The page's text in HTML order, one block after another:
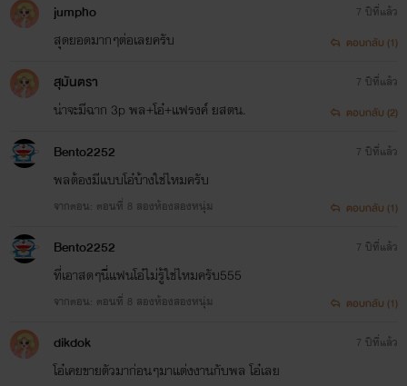
jumpho
สุดยอดมากๆต่อเลยครับ
7 ปีที่แล้ว
ตอบกลับ (1)
สุมันตรา
น่าจะมีฉาก 3p พล+โอ๋+แฟรงค์ ยสตน.
7 ปีที่แล้ว
ตอบกลับ (2)
Bento2252
พลต้องมีแบบโอ๋บ้างใช่ไหมครับ
จากตอน: ตอนที่ 8 สองห้องสองหนุ่ม
7 ปีที่แล้ว
ตอบกลับ (1)
Bento2252
ที่เอาสดๆนี่แฟนโอ๋ไม่รู้ใช่ไหมครับ555
จากตอน: ตอนที่ 8 สองห้องสองหนุ่ม
7 ปีที่แล้ว
ตอบกลับ (1)
dikdok
โอ๋เคยขายตัวมาก่อนๆมาแต่งงานกับพล โอ๋เลย
7 ปีที่แล้ว